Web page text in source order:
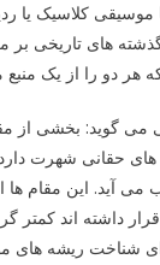
کلاسیک یا
های تاریخی بر
که هر دو را از یک
می گوید: بخشی از
حقانی شهرت
آید. این مقام ها از
داشته اند کمتر
شناخت ریشه های